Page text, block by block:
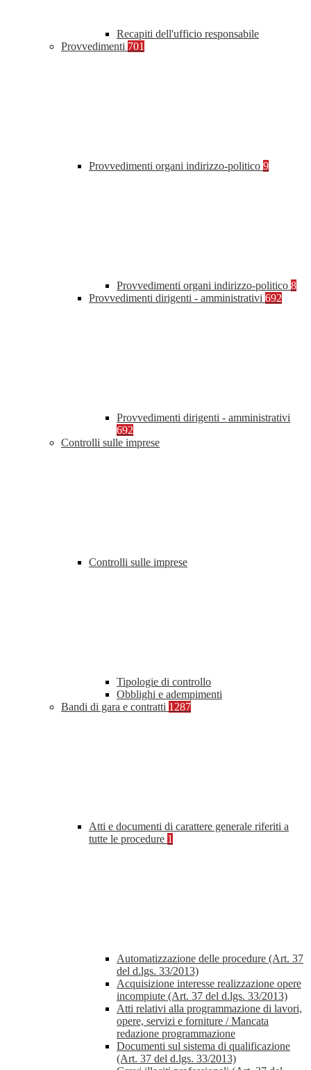
Recapiti dell'ufficio responsabile
Provvedimenti 701
Provvedimenti organi indirizzo-politico 9
Provvedimenti organi indirizzo-politico 8
Provvedimenti dirigenti - amministrativi 692
Provvedimenti dirigenti - amministrativi
692
Controlli sulle imprese
Controlli sulle imprese
Tipologie di controllo
Obblighi e adempimenti
Bandi di gara e contratti 1287
Atti e documenti di carattere generale riferiti a
tutte le procedure 1
Automatizzazione delle procedure (Art. 37
del d.lgs. 33/2013)
Acquisizione interesse realizzazione opere
incompiute (Art. 37 del d.lgs. 33/2013)
Atti relativi alla programmazione di lavori,
opere, servizi e forniture / Mancata
redazione programmazione
Documenti sul sistema di qualificazione
(Art. 37 del d.lgs. 33/2013)